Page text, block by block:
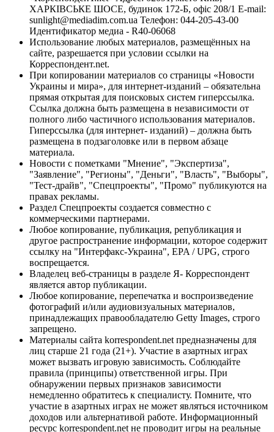
ХАРКІВСЬКЕ ШОСЕ, будинок 172-Б, офіс 208/1 E-mail:
sunlight@mediadim.com.ua Телефон: 044-205-43-00
Идентификатор медиа - R40-06068
Использование любых материалов, размещённых на
сайте, разрешается при условии ссылки на
Корреспондент.net.
При копировании материалов со страницы «Новости
Украины и мира», для интернет-изданий – обязательна
прямая открытая для поисковых систем гиперссылка.
Ссылка должна быть размещена в независимости от
полного либо частичного использования материалов.
Гиперссылка (для интернет- изданий) – должна быть
размещена в подзаголовке или в первом абзаце
материала.
Новости с пометками "Мнение", "Экспертиза",
"Заявление", "Регионы", "Деньги", "Власть", "Выборы",
"Тест-драйв", "Спецпроекты", "Промо" публикуются на
правах рекламы.
Раздел Спецпроекты создается совместно с
коммерческими партнерами.
Любое копирование, публикация, републикация и
другое распространение информации, которое содержит
ссылку на "Интерфакс-Украина", EPA / UPG, строго
воспрещается.
Владелец веб-страницы в разделе Я- Корреспондент
является автор публикации.
Любое копирование, перепечатка и воспроизведение
фотографий и/или аудиовизуальных материалов,
принадлежащих правообладателю Getty Images, строго
запрещено.
Материалы сайта korrespondent.net предназначены для
лиц старше 21 года (21+). Участие в азартных играх
может вызвать игровую зависимость. Соблюдайте
правила (принципы) ответственной игры. При
обнаружении первых признаков зависимости
немедленно обратитесь к специалисту. Помните, что
участие в азартных играх не может являться источником
доходов или альтернативой работе. Информационный
ресурс korrespondent.net не проводит игры на реальные